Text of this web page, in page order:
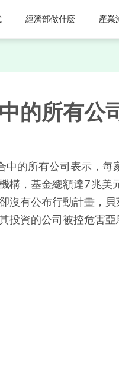
經濟部做什麼 產業
的所有公
的所有公司表示，
構，基金總額達7兆
沒有公布行動計畫，
資的公司被控危害亞